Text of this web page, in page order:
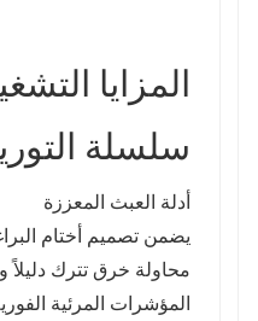
المزايا
سلسلة
أدلة العبث المعززة
يضمن تصميم أختام
محاولة خرق تترك دليلاً
المؤشرات المرئية